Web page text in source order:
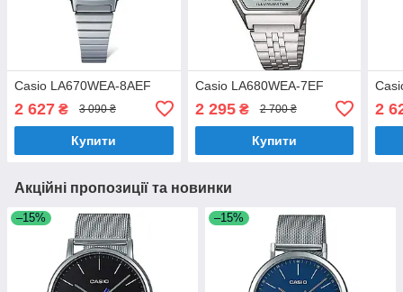
Casio LA670WEA-8AEF
2 627 ₴ 3 090 ₴
Купити
Casio LA680WEA-7EF
2 295₴ 2 700 ₴
Купити
2
Акційні пропозиції та новинки
–15% –15%